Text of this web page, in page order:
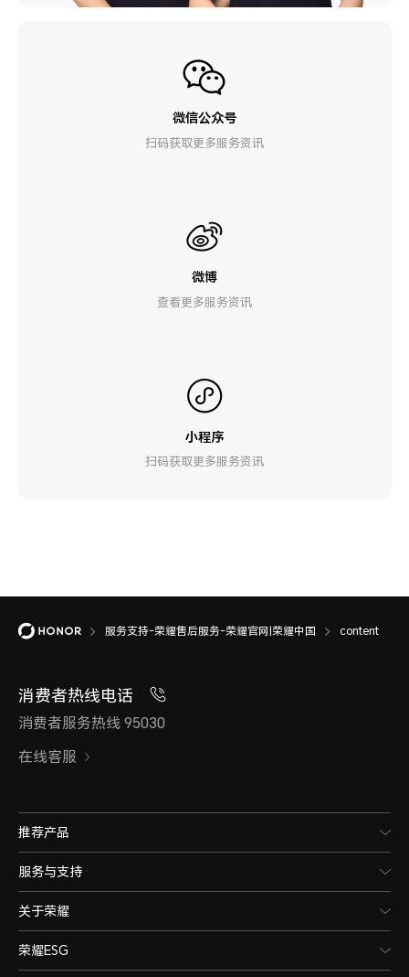
微信公众号
扫码获取更多服务资讯
微博
查看更多服务资讯
小程序
扫码获取更多服务资讯
服务支持-荣耀售后服务-荣耀官网|荣耀中国 content
消费者热线电话
消费者服务热线 95030
在线客服
推荐产品
服务与支持
关于荣耀
荣耀ESG